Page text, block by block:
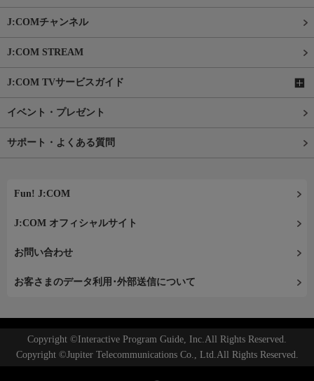
J:COMチャンネル
J:COM STREAM
J:COM TVサービスガイド
イベント・プレゼント
サポート・よくある質問
Fun! J:COM
J:COM オフィシャルサイト
お問い合わせ
お客さまのデータ利用･外部送信について
Copyright ©Interactive Program Guide, Inc.All Rights Reserved.
Copyright ©Jupiter Telecommunications Co., Ltd.All Rights Reserved.